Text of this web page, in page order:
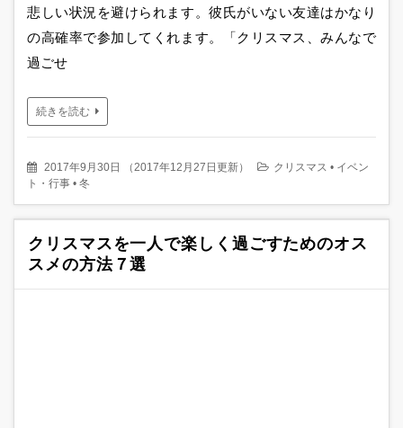
悲しい状況を避けられます。彼氏がいない友達はかなり
の高確率で参加してくれます。「クリスマス、みんなで
過ごせ
続きを読む
2017年9月30日 （2017年12月27日更新） クリスマス • イベン
ト・行事 • 冬
クリスマスを一人で楽しく過ごすためのオス
スメの方法７選